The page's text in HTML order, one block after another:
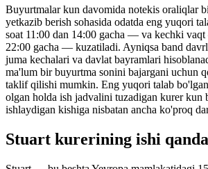
Buyurtmalar kun davomida notekis oraliqlar
yetkazib berish sohasida odatda eng yuqori
soat 11:00 dan 14:00 gacha — va kechki
22:00 gacha — kuzatiladi. Ayniqsa band
juma kechalari va davlat bayramlari
ma'lum bir buyurtma sonini bajargani uchun
taklif qilishi mumkin. Eng yuqori talab
olgan holda ish jadvalini tuzadigan kurer kun
ishlaydigan kishiga nisbatan ancha ko'proq
Stuart kurerining ishi